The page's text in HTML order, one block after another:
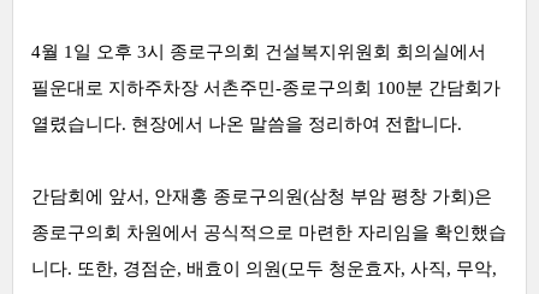
4월 1일 오후 3시 종로구의회 건설복지위원회 회의실에서
필운대로 지하주차장 서촌주민-종로구의회 100분 간담회가
열렸습니다. 현장에서 나온 말씀을 정리하여 전합니다.
간담회에 앞서, 안재홍 종로구의원(삼청 부암 평창 가회)은
종로구의회 차원에서 공식적으로 마련한 자리임을 확인했습
니다. 또한, 경점순, 배효이 의원(모두 청운효자, 사직, 무악,